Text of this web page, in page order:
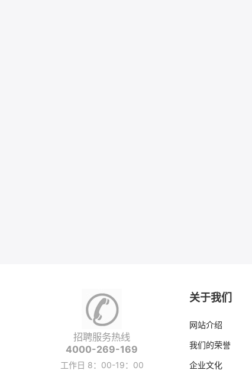
招聘服务热线
4000-269-169
工作日 8：00-19：00
关于我们
网站介绍
我们的荣誉
企业文化